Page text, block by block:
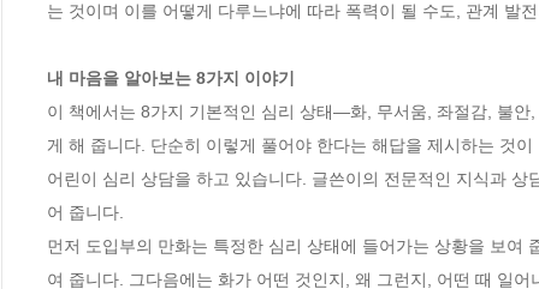
는 것이며 이를 어떻게 다루느냐에 따라 폭력이 될 수도, 관계 발
내 마음을 알아보는 8가지 이야기
이 책에서는 8가지 기본적인 심리 상태―화, 무서움, 좌절감, 불
게 해 줍니다. 단순히 이렇게 풀어야 한다는 해답을 제시하는 것
어린이 심리 상담을 하고 있습니다. 글쓴이의 전문적인 지식과
어 줍니다.
먼저 도입부의 만화는 특정한 심리 상태에 들어가는 상황을 보여
여 줍니다. 그다음에는 화가 어떤 것인지, 왜 그런지, 어떤 때 일